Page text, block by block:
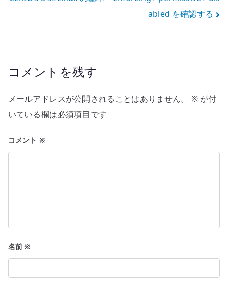
ナ
ビ
ー
シ
ョ
ン
abled を確認する
コメントを残す
メールアドレスが公開されることはありません。 ※が付
いている欄は必須項目です
コメント ※
名前※